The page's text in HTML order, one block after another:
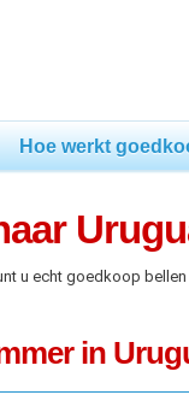
Hoe werkt
u echt goedkoop
in